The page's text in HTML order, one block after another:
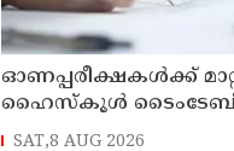
ഓണപ്പരീക്ഷകള്‍ക്ക്
ഹൈസ്കൂള്‍
പുതുക്കി പ്രസിദ്ധീകരിച്ചു
SAT,8 AUG 2026